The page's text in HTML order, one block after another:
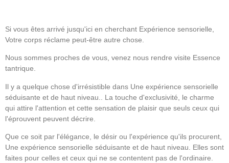
Si vous êtes arrivé jusqu'ici en cherchant Expérience sensorielle
Votre corps réclame peut-être autre chose.
Nous sommes proches de vous, venez nous rendre visite Essence
tantrique.
Il y a quelque chose d'irrésistible dans Une expérience sensorielle
séduisante et de haut niveau.
. La touche d'exclusivité, le charme
qui attire l'attention et cette sensation de plaisir que seuls ceux qui
l'éprouvent peuvent décrire.
Que ce soit par l'élégance, le désir ou l'expérience qu'ils procurent,
Une expérience sensorielle séduisante et de haut niveau.
Elles sont
faites pour celles et ceux qui ne se contentent pas de l'ordinaire.